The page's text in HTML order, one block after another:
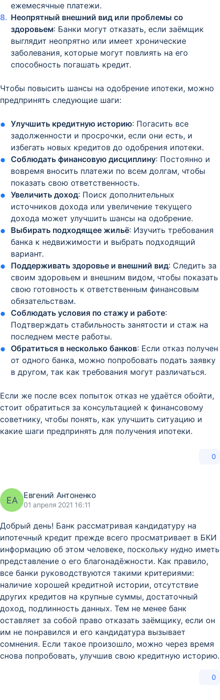
ежемесячные платежи.
Неопрятный внешний вид или проблемы со
здоровьем: Банки могут отказать, если заёмщик
выглядит неопрятно или имеет хронические
заболевания, которые могут повлиять на его
способность погашать кредит.
Чтобы повысить шансы на одобрение ипотеки, можно
предпринять следующие шаги:
Улучшить кредитную историю: Погасить все
задолженности и просрочки, если они есть, и
избегать новых кредитов до одобрения ипотеки.
Соблюдать финансовую дисциплину: Постоянно и
вовремя вносить платежи по всем долгам, чтобы
показать свою ответственность.
Увеличить доход: Поиск дополнительных
источников дохода или увеличение текущего
дохода может улучшить шансы на одобрение.
Выбирать подходящее жильё: Изучить требования
банка к недвижимости и выбрать подходящий
вариант.
Поддерживать здоровье и внешний вид: Следить за
своим здоровьем и внешним видом, чтобы показать
свою готовность к ответственным финансовым
обязательствам.
Соблюдать условия по стажу и работе:
Подтверждать стабильность занятости и стаж на
последнем месте работы.
Обратиться в несколько банков: Если отказ получен
от одного банка, можно попробовать подать заявку
в другом, так как требования могут различаться.
Если же после всех попыток отказ не удаётся обойти,
стоит обратиться за консультацией к финансовому
советнику, чтобы понять, как улучшить ситуацию и
какие шаги предпринять для получения ипотеки.
0
ЕА Евгений Антоненко
01 апреля 2021 16:11
Добрый день! Банк рассматривая кандидатуру на
ипотечный кредит прежде всего просматривает в БКИ
информацию об этом человеке, поскольку нудно иметь
представление о его благонадёжности. Как правило,
все банки руководствуются такими критериями:
наличие хорошей кредитной истории, отсутствие
других кредитов на крупные суммы, достаточный
доход, подлинность данных. Тем не менее банк
оставляет за собой право отказать заёмщику, если он
им не понравился и его кандидатура вызывает
сомнения. Если такое произошло, можно через время
снова попробовать, улучшив свою кредитную историю.
0